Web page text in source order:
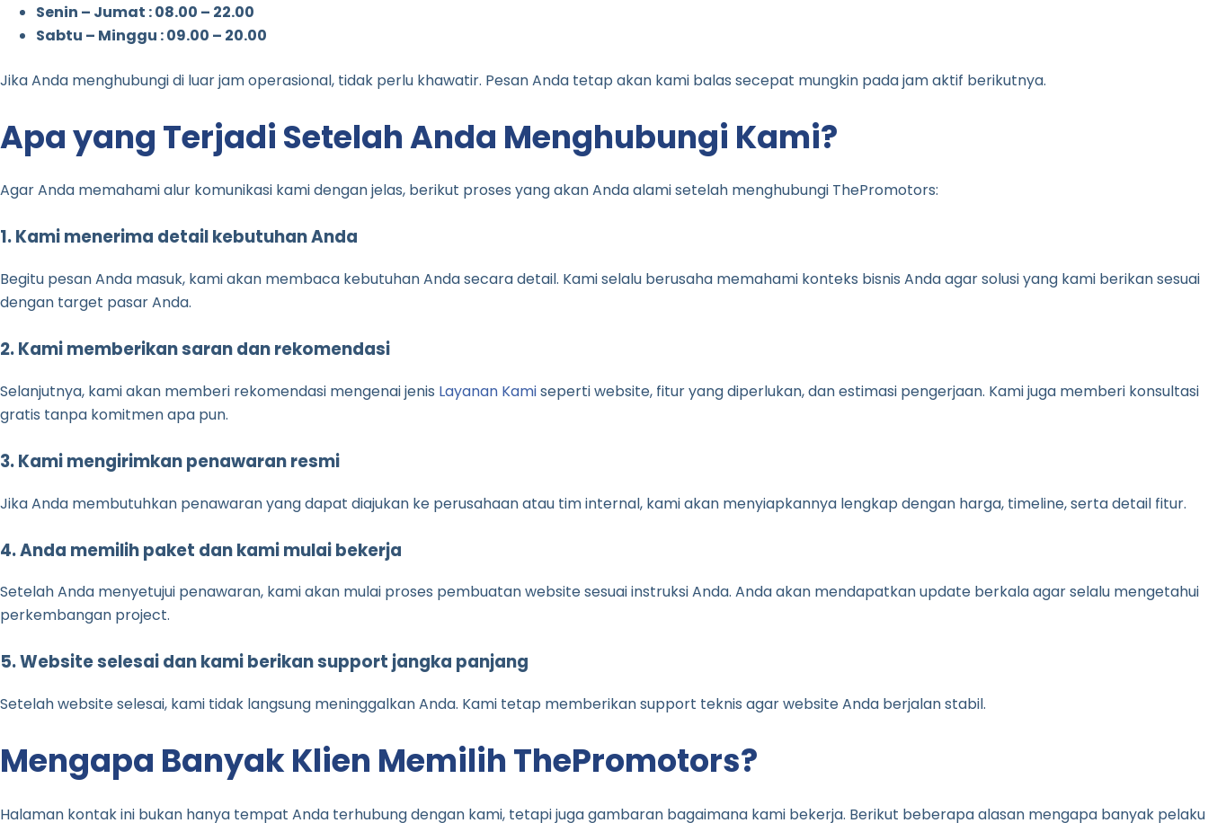
Senin – Jumat : 08.00 – 22.00
Sabtu – Minggu : 09.00 – 20.00
Jika Anda menghubungi di luar jam operasional, tidak perlu khawatir. Pesan Anda tetap akan kami balas secepat mungkin pada jam aktif berikutnya.
Apa yang Terjadi Setelah Anda Menghubungi Kami?
Agar Anda memahami alur komunikasi kami dengan jelas, berikut proses yang akan Anda alami setelah menghubungi ThePromotors:
1. Kami menerima detail kebutuhan Anda
Begitu pesan Anda masuk, kami akan membaca kebutuhan Anda secara detail. Kami selalu berusaha memahami konteks bisnis Anda agar solusi yang kami berikan sesuai
dengan target pasar Anda.
2. Kami memberikan saran dan rekomendasi
Selanjutnya, kami akan memberi rekomendasi mengenai jenis Layanan Kamiseperti website, fitur yang diperlukan, dan estimasi pengerjaan. Kami juga memberi konsultasi
gratis tanpa komitmen apa pun.
3. Kami mengirimkan penawaran resmi
Jika Anda membutuhkan penawaran yang dapat diajukan ke perusahaan atau tim internal, kami akan menyiapkannya lengkap dengan harga, timeline, serta detail fitur.
4. Anda memilih paket dan kami mulai bekerja
Setelah Anda menyetujui penawaran, kami akan mulai proses pembuatan website sesuai instruksi Anda. Anda akan mendapatkan update berkala agar selalu mengetahui
perkembangan project.
5. Website selesai dan kami berikan support jangka panjang
Setelah website selesai, kami tidak langsung meninggalkan Anda. Kami tetap memberikan support teknis agar website Anda berjalan stabil.
Mengapa Banyak Klien Memilih ThePromotors?
Halaman kontak ini bukan hanya tempat Anda terhubung dengan kami, tetapi juga gambaran bagaimana kami bekerja. Berikut beberapa alasan mengapa banyak pelaku